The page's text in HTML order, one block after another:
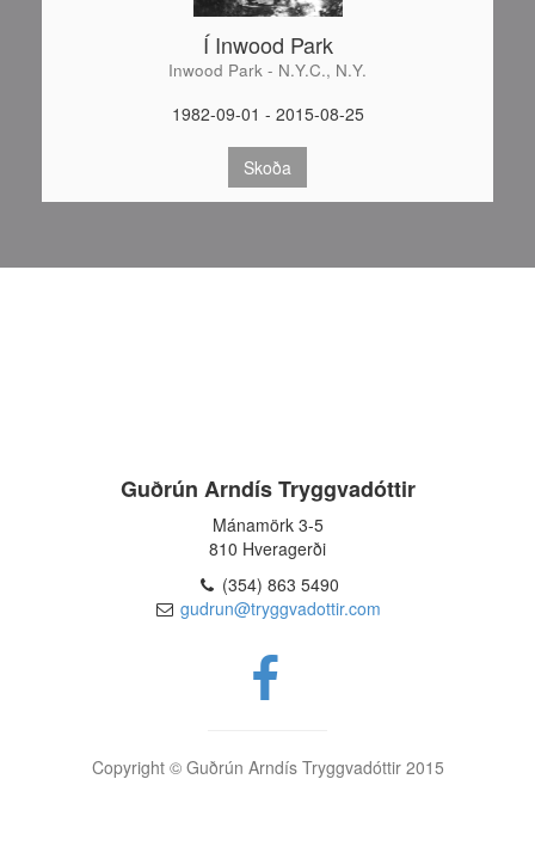
Í Inwood Park
Inwood Park - N.Y.C., N.Y.
1982-09-01 - 2015-08-25
Skoða
Guðrún Arndís Tryggvadóttir
Mánamörk 3-5
810 Hveragerði
(354) 863 5490
gudrun@tryggvadottir.com
Copyright © Guðrún Arndís Tryggvadóttir 2015